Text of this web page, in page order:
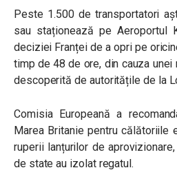
Peste 1.500 de transportatori
sau staționează pe Aeroportul
deciziei Franței de a opri pe
timp de 48 de ore, din cauza
descoperită de autoritățile de la
Comisia Europeană a
Marea Britanie pentru călătoriile
ruperii lanțurilor de
de state au izolat regatul.